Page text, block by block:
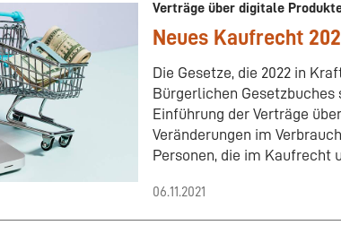
Verträge über digitale
Neues Kaufrecht
Die Gesetze, die 2022 in
Bürgerlichen Gesetzbuches
Einführung der Verträge
Veränderungen im
Personen, die im Kaufrecht
06.11.2021